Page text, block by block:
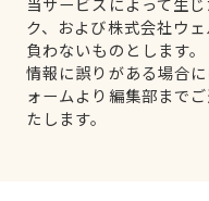
ク、および株式会社ウ
負わないものとします。
情報に誤りがある場合
ォームより編集部まで
たします。